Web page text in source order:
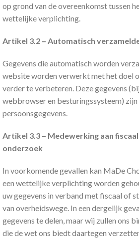
op grond van de overeenkomst tussen
wettelijke verplichting.
Artikel 3.2 – Automatisch
Gegevens die automatisch worden
website worden verwerkt met het doel
verder te verbeteren. Deze gegevens
webbrowser en besturingssysteem) zijn
persoonsgegevens.
Artikel 3.3 – Medewerking aan
onderzoek
In voorkomende gevallen kan MaDe
een wettelijke verplichting worden
uw gegevens in verband met fiscaal of
van overheidswege. In een dergelijk
gegevens te delen, maar wij zullen ons
die de wet ons biedt daartegen